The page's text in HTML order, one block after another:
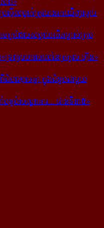
េស៊ីល​ម្នាក់​ត្រូវ​បាន​រក​ឃើញ​ស្លាប់​
គចក្រ​ដែល​សម្លាប់​អតីត​ម្ចាស់​ក្រុម​
ទ្រព្យមហាសាល​នៃ​ត្រកូល ហ៊ុន»​
ហរ​ខុស​គ្នា ក្នុង​ជំនួប​ជាមួយ​
ៅបន្ទប់សណ្ឋាគារ... ជាន់ទី៣៥»